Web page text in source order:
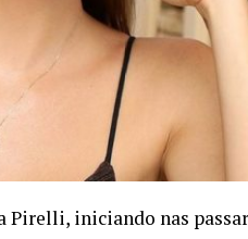
iniciando nas